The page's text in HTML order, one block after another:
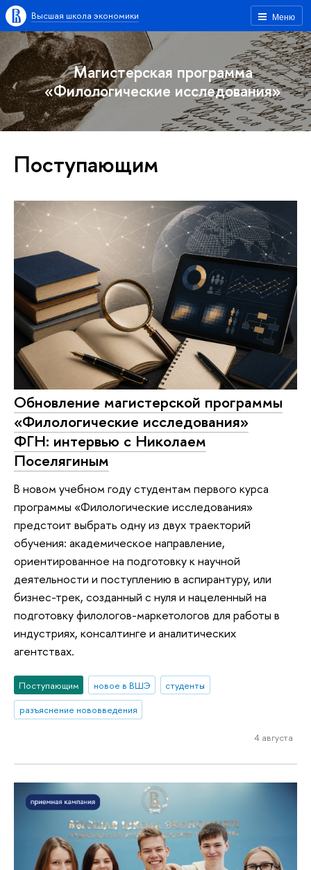
Меню
Высшая школа экономики
Магистерская программа
«Филологические исследования»
Поступающим
Обновление магистерской программы
«Филологические исследования»
ФГН: интервью с Николаем
Поселягиным
В новом учебном году студентам первого курса
программы «Филологические исследования»
предстоит выбрать одну из двух траекторий
обучения: академическое направление,
ориентированное на подготовку к научной
деятельности и поступлению в аспирантуру, или
бизнес-трек, созданный с нуля и нацеленный на
подготовку филологов-маркетологов для работы в
индустриях, консалтинге и аналитических
агентствах.
Поступающим новое в ВШЭ
студенты
разъяснение нововведения
4 августа